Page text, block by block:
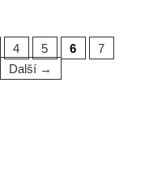
4 5 6
7
Další →